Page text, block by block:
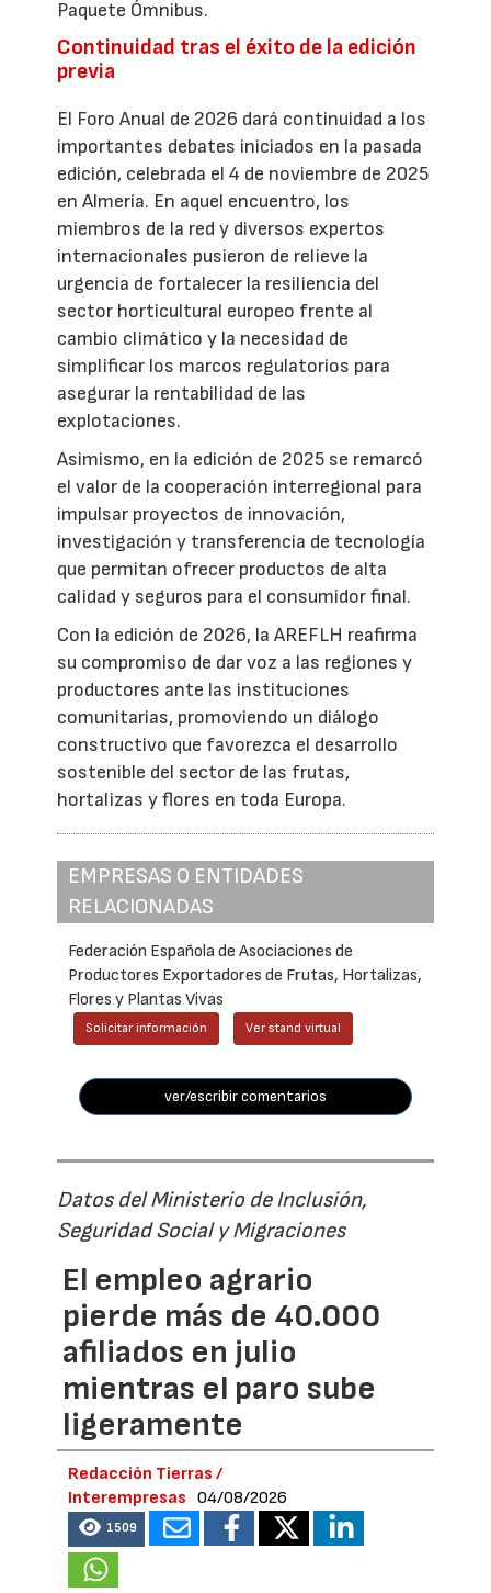
Paquete Ómnibus.
Continuidad tras el éxito de la edición
previa
El Foro Anual de 2026 dará continuidad a los
importantes debates iniciados en la pasada
edición, celebrada el 4 de noviembre de 2025
en Almería. En aquel encuentro, los
miembros de la red y diversos expertos
internacionales pusieron de relieve la
urgencia de fortalecer la resiliencia del
sector horticultural europeo frente al
cambio climático y la necesidad de
simplificar los marcos regulatorios para
asegurar la rentabilidad de las
explotaciones.
Asimismo, en la edición de 2025 se remarcó
el valor de la cooperación interregional para
impulsar proyectos de innovación,
investigación y transferencia de tecnología
que permitan ofrecer productos de alta
calidad y seguros para el consumidor final.
Con la edición de 2026, la AREFLH reafirma
su compromiso de dar voz a las regiones y
productores ante las instituciones
comunitarias, promoviendo un diálogo
constructivo que favorezca el desarrollo
sostenible del sector de las frutas,
hortalizas y flores en toda Europa.
EMPRESAS O ENTIDADES
RELACIONADAS
Federación Española de Asociaciones de
Productores Exportadores de Frutas, Hortalizas,
Flores y Plantas Vivas
Solicitar información Ver stand virtual
ver/escribir comentarios
Datos del Ministerio de Inclusión,
Seguridad Social y Migraciones
El empleo agrario
pierde más de 40.000
afiliados en julio
mientras el paro sube
ligeramente
Redacción Tierras /
Interempresas
04/08/2026
1509